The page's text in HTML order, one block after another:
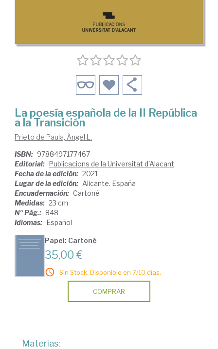
La poesía española de la II República
a la Transición
Prieto de Paula, Ángel L.
ISBN: 9788497177467
Editorial: Publicacions de la Universitat d'Alacant
Fecha de la edición: 2021
Lugar de la edición: Alicante. España
Encuadernación: Cartoné
Medidas: 23 cm
Nº Pág.: 848
Idiomas: Español
Papel: Cartoné
35,00 €
Sin Stock. Disponible en 7/10 días.
COMPRAR
Materias: